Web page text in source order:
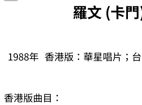
羅文 (卡
1988年 香港版：華星唱片；
香港版曲目：